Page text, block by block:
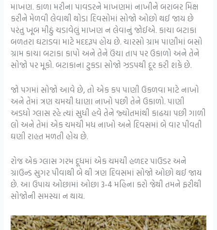
માખણ. કાળા મરીના પાવડરને માખણમાં નાખીને બરાબર મિક્ષ
કરીને મેળવી લેવાથી થોડા દિવસોમાં સોજો ઓછો થઈ જાય છે
પરંતુ ખૂબ મીઠું ચડાવેલું માખણ ન લેવાનું જોઈએ. કાચા બટાકા
બળતરા ઘટાડવા માટે મદદરૂપ હોય છે. ચારસો ગ્રામ પાણીમાં બસો
ગ્રામ કાચા બટાકા કાપો અને તેને ઉંચા તાપ પર ઉકાળો અને તેને
સોજો પર મૂકો. બટાકાના ટુકડા સોજો ઝડપથી દૂર કરી શકે છે.
જો પગમાં સોજો આવે છે, તો એક કપ પાણી ઉકળવા માટે નાખો
અને તેમાં ત્રણ ચમચી ધાણા નાખો પછી તેને ઉકાળો. પાણી
અડધો ગ્લાસ રહે ત્યાં સુધી હવે તેને જ્યોતમાંથી કાઢયા પછી ગાળી
લો અને તેમાં એક ચમચી મધ નાખો અને દિવસમાં બે વાર પીવતી
ઘણી રાહત મળતી હોય છે.
રોજ એક ગ્લાસ ગરમ દૂધમાં એક ચમચી હળદર પાઉડર અને
ગ્રાઉન્ડ સુગર પીવાથી બે થી ત્રણ દિવસમાં સોજો ઓછો થઈ જાય
છે. આ ઉપાય ઓછામાં ઓછા 3-4 મહિના કરો જેથી તમને ફરીથી
સોજોની સમસ્યા ન થાય.